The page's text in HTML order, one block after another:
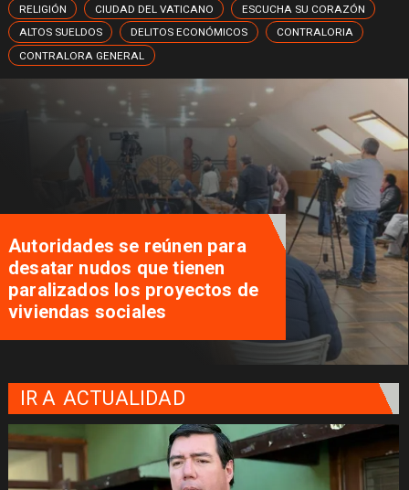
RELIGIÓN
CIUDAD DEL VATICANO
ESCUCHA SU CORAZÓN
ALTOS SUELDOS
DELITOS ECONÓMICOS
CONTRALORIA
CONTRALORA GENERAL
Autoridades se reúnen para
desatar nudos que tienen
paralizados los proyectos de
viviendas sociales
IR A ACTUALIDAD